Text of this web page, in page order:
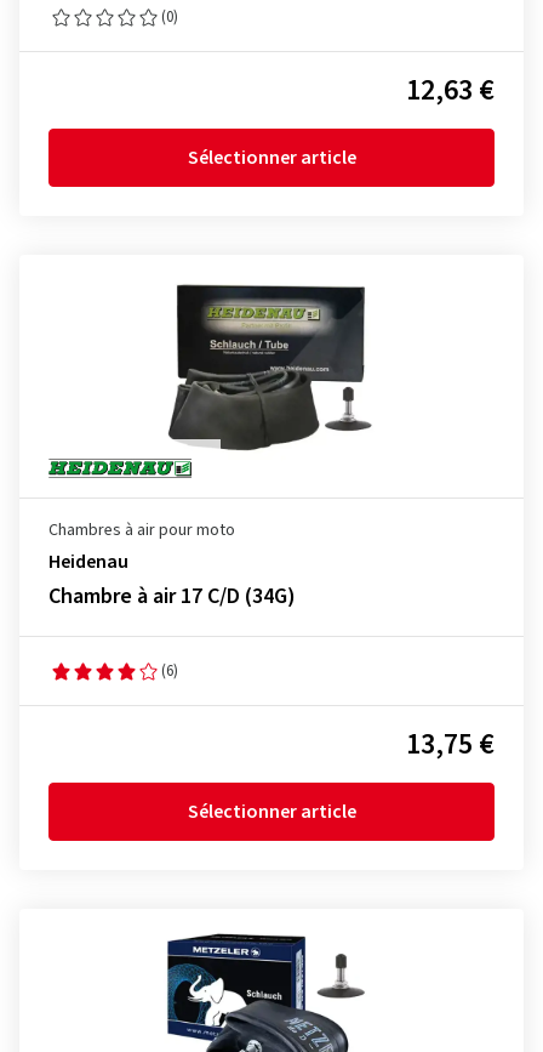
(0)
12,63 €
Sélectionner article
Chambres à air pour moto
Heidenau
Chambre à air 17 C/D (34G)
(6)
13,75 €
Sélectionner article